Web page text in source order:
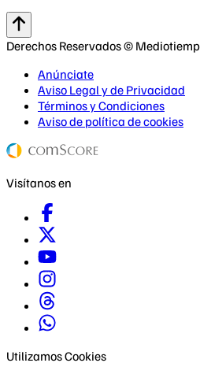
Derechos Reservados ©
Anúnciate
Aviso Legal y de Privacidad
Términos y Condiciones
Aviso de política de cookies
Visítanos en
Utilizamos Cookies